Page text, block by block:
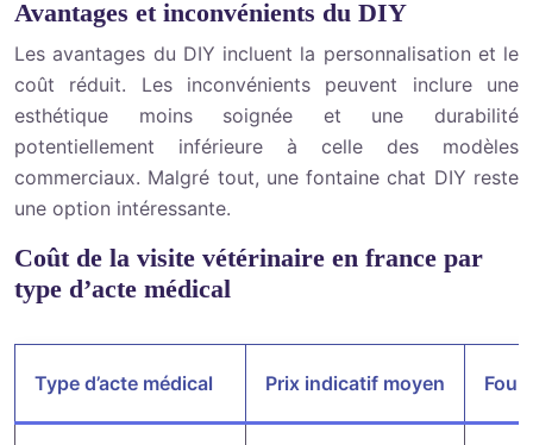
Avantages et inconvénients du DIY
Les avantages du DIY incluent la personnalisation et le
coût réduit. Les inconvénients peuvent inclure une
esthétique moins soignée et une durabilité
potentiellement inférieure à celle des modèles
commerciaux. Malgré tout, une fontaine chat DIY reste
une option intéressante.
Coût de la visite vétérinaire en france par
type d’acte médical
Type d’acte médical Prix indicatif moyen